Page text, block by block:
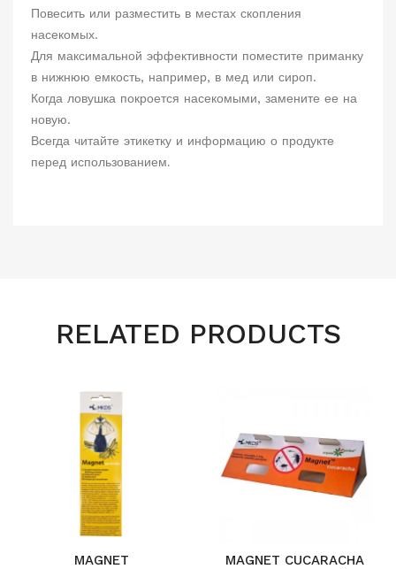
Повесить или разместить в местах скопления
насекомых.
Для максимальной эффективности поместите приманку
в нижнюю емкость, например, в мед или сироп.
Когда ловушка покроется насекомыми, замените ее на
новую.
Всегда читайте этикетку и информацию о продукте
перед использованием.
RELATED PRODUCTS
MAGNET
MAGNET CUCARACHA